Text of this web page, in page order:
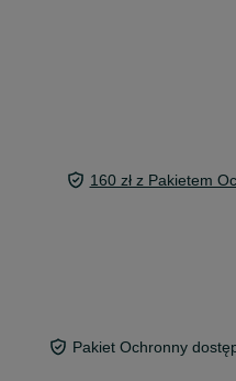
160 zł z Pakietem
Pakiet Ochronny